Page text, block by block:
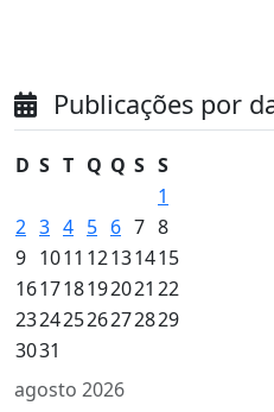
Publicações por
agosto 2026
D S T Q Q S S
1
2 3 4 5 6 7 8
9 1011 12131415
161718192021 22
23242526272829
3031